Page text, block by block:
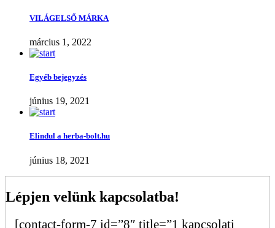
VILÁGELSŐ MÁRKA
március 1, 2022
Egyéb bejegyzés
június 19, 2021
Elindul a herba-bolt.hu
június 18, 2021
Lépjen velünk kapcsolatba!
[contact-form-7 id=”8″ title=”1 kapcsolati